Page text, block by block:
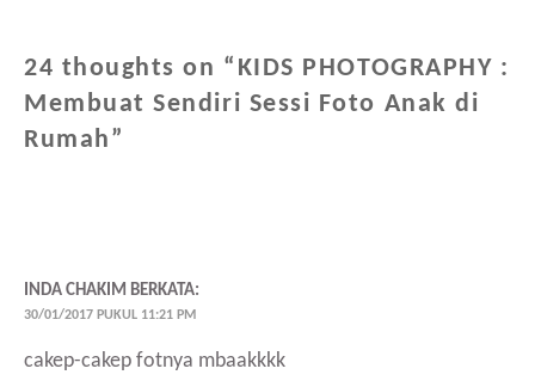
24 thoughts on “ KIDS PHOTOGRAPHY :
Membuat Sendiri Sessi Foto Anak di
Rumah”
INDA CHAKIM BERKATA:
30/01/2017 PUKUL 11:21 PM
cakep-cakep fotnya mbaakkkk